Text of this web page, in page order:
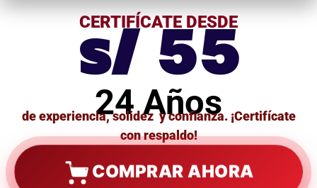
CERTIFÍCATE DESDE
s/ 55
24 Años
de experiencia, solidez y confianza. ¡Certifícate
con respaldo!
COMPRAR AHORA